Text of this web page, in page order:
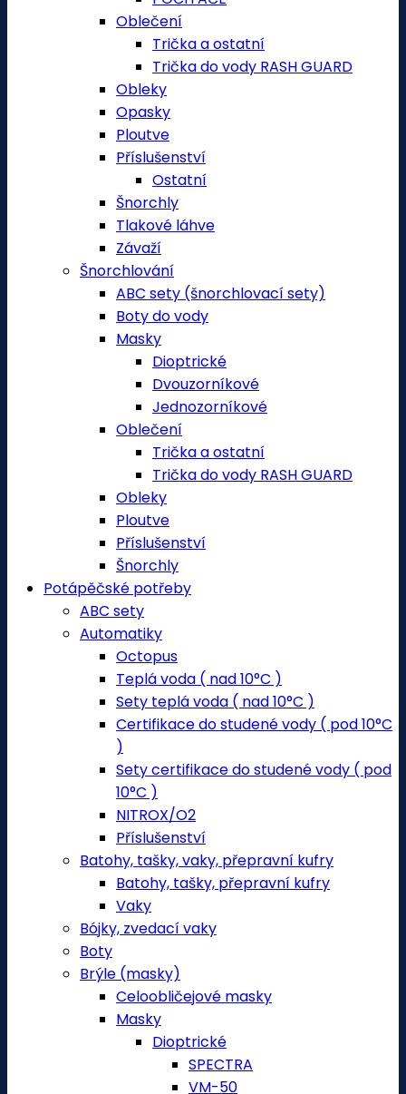
Oblečení
Trička a ostatní
Trička do vody RASH GUARD
Obleky
Opasky
Ploutve
Příslušenství
Ostatní
Šnorchly
Tlakové láhve
Závaží
Šnorchlování
ABC sety (šnorchlovací sety)
Boty do vody
Masky
Dioptrické
Dvouzorníkové
Jednozorníkové
Oblečení
Trička a ostatní
Trička do vody RASH GUARD
Obleky
Ploutve
Příslušenství
Šnorchly
Potápěčské potřeby
ABC sety
Automatiky
Octopus
Teplá voda ( nad 10°C )
Sety teplá voda ( nad 10°C )
Certifikace do studené vody ( pod 10°C
)
Sety certifikace do studené vody ( pod
10°C )
NITROX/O2
Příslušenství
Batohy, tašky, vaky, přepravní kufry
Batohy, tašky, přepravní kufry
Vaky
Bójky, zvedací vaky
Boty
Brýle (masky)
Celoobličejové masky
Masky
Dioptrické
SPECTRA
VM-50